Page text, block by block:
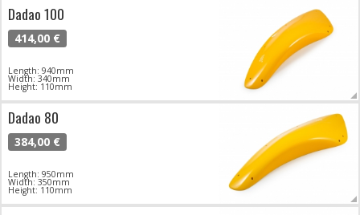
Dadao 100
414,00 €
Length: 940mm
Width: 340mm
Height: 110mm
Dadao 80
384,00 €
Length: 950mm
Width: 350mm
Height: 110mm